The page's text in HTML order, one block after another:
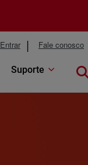
Entrar Fale conosco
Suporte